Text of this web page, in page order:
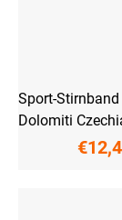
Sport-Stirnband
Dolomiti